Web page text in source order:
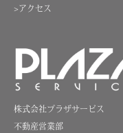
>アクセス
株式会社プラザサービス
不動産営業部